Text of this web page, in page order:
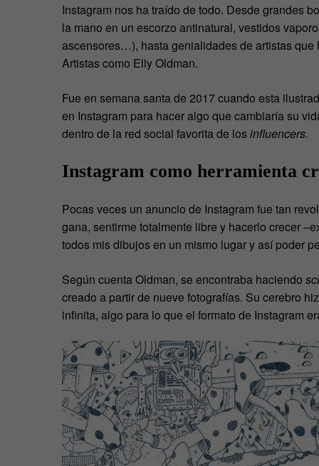
Instagram nos ha traído de todo. Desde grandes
la mano en un escorzo antinatural, vestidos
ascensores…), hasta genialidades de artistas
Artistas como Elly Oldman.
Fue en semana santa de 2017 cuando esta
en Instagram para hacer algo que cambiaría su
dentro de la red social favorita de losinfluencers.
Instagram como herramienta
Pocas veces un anuncio de Instagram fue tan
gana, sentirme totalmente libre y hacerlo crecer
todos mis dibujos en un mismo lugar y así poder
Según cuenta Oldman, se encontraba haciendo
creado a partir de nueve fotografías. Su cerebro
infinita, algo para lo que el formato de Instagram